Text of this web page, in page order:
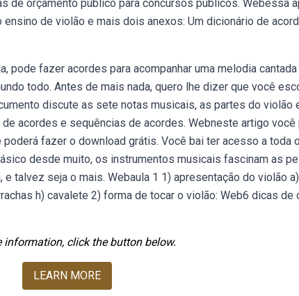
de orçamento público para concursos públicos. Webessa
de violão e mais dois anexos: Um dicionário de
pode fazer acordes para acompanhar uma melodia cantada
todo. Antes de mais nada, quero lhe dizer que você
discute as sete notas musicais, as partes do violão
acordes e sequências de acordes. Webneste artigo você
fazer o download grátis. Você bai ter acesso a toda
desde muito, os instrumentos musicais fascinam as
talvez seja o mais. Webaula 1 1) apresentação do violão
h) cavalete 2) forma de tocar o violão: Web6 dicas de
information, click the button below.
LEARN MORE